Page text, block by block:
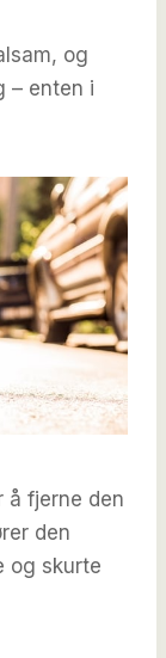
og
– enten i
å fjerne den
den
og skurte